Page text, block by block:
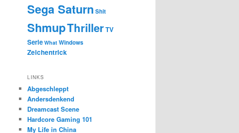
Sega Saturn Shit
ShmupThrillerTV
Serie What Windows
Zeichentrick
LINKS
Abgeschleppt
Andersdenkend
Dreamcast Scene
Hardcore Gaming 101
My Life in China